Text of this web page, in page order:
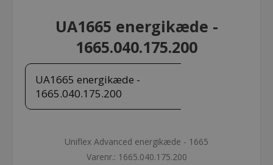
UA1665 energikæde -
1665.040.175.200
UA1665 energikæde -
1665.040.175.200
Uniflex Advanced energikæde - 1665
Varenr.: 1665.040.175.200